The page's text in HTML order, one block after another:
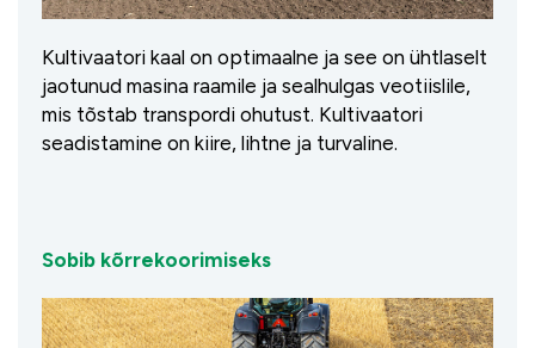
Kultivaatori kaal on optimaalne ja see on ühtlaselt
jaotunud masina raamile ja sealhulgas veotiislile,
mis tõstab transpordi ohutust. Kultivaatori
seadistamine on kiire, lihtne ja turvaline.
Sobib kõrrekoorimiseks